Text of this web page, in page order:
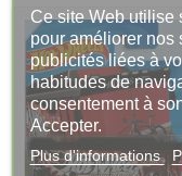
Ce site Web utilise
pour améliorer nos
publicités liées à
habitudes de
consentement à
Accepter.
Plus d'informations